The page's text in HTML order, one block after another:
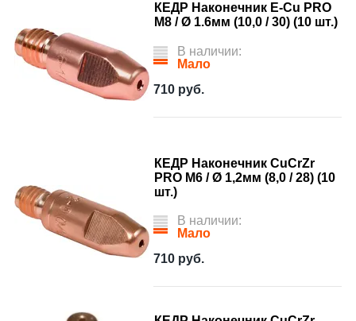
КЕДР Наконечник E-Cu PRO
М8 / Ø 1.6мм (10,0 / 30) (10 шт.)
В наличии:
Мало
710 руб.
КЕДР Наконечник CuCrZr
PRO M6 / Ø 1,2мм (8,0 / 28) (10
шт.)
В наличии:
Мало
710 руб.